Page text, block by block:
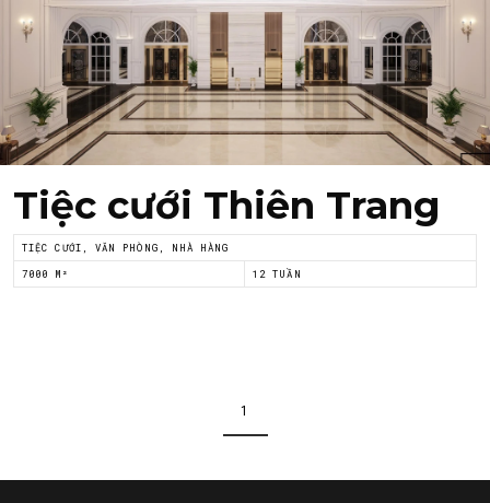
Tiệc cưới Thiên Trang
TIỆC CƯỚI, VĂN PHÒNG, NHÀ HÀNG
7000 M² 12 TUẦN
1